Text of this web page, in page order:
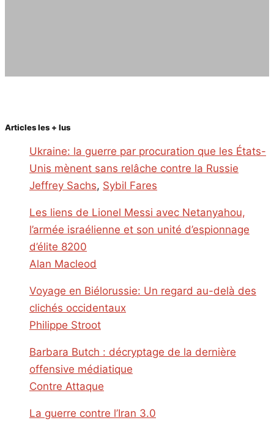
Articles les + lus
Ukraine: la guerre par procuration que les États-
Unis mènent sans relâche contre la Russie
Jeffrey Sachs, Sybil Fares
Les liens de Lionel Messi avec Netanyahou,
l’armée israélienne et son unité d’espionnage
d’élite 8200
Alan Macleod
Voyage en Biélorussie: Un regard au-delà des
clichés occidentaux
Philippe Stroot
Barbara Butch : décryptage de la dernière
offensive médiatique
Contre Attaque
La guerre contre l’Iran 3.0